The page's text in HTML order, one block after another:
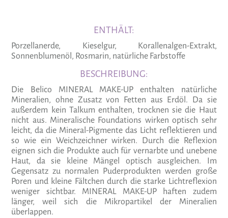
ENTHÄLT:
Porzellanerde, Kieselgur, Korallenalgen-Extrakt,
Sonnenblumenöl, Rosmarin, natürliche Farbstoffe
BESCHREIBUNG:
Die Belico MINERAL MAKE-UP enthalten natürliche
Mineralien, ohne Zusatz von Fetten aus Erdöl. Da sie
außerdem kein Talkum enthalten, trocknen sie die Haut
nicht aus. Mineralische Foundations wirken optisch sehr
leicht, da die Mineral-Pigmente das Licht reflektieren und
so wie ein Weichzeichner wirken. Durch die Reflexion
eignen sich die Produkte auch für vernarbte und unebene
Haut, da sie kleine Mängel optisch ausgleichen. Im
Gegensatz zu normalen Puderprodukten werden große
Poren und kleine Fältchen durch die starke Lichtreflexion
weniger sichtbar. MINERAL MAKE-UP haften zudem
länger, weil sich die Mikropartikel der Mineralien
überlappen.